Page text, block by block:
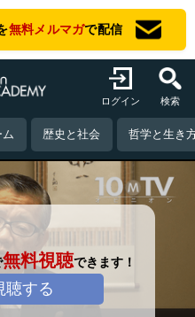
無料メルマガで配信
ログイン 検索
ム 歴史と社会 哲学と生き
無料視聴できます！
聴する